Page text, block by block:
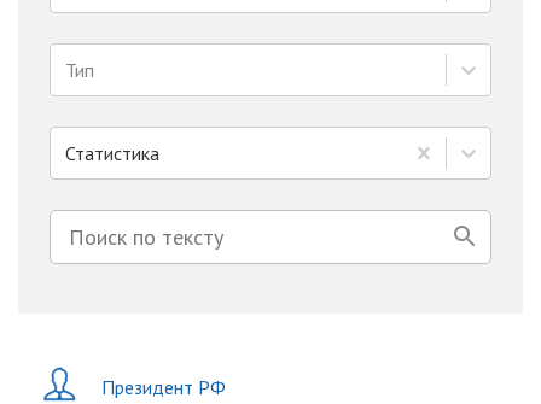
Тип
Статистика
Президент РФ